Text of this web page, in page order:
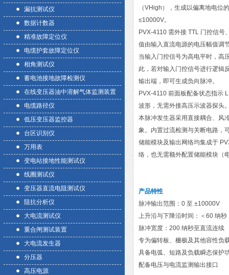
漏抗测试仪
数据计数器
精准故障定位仪
电缆护套故障定位仪
相角测试仪
蓄电池接地故障检测仪
在线变压器油中溶解气体监测装置
电缆路径仪
低压变压器监控器
台区识别仪
万用表
变电站接地性能测试仪
线圈测试仪
变压器直流电阻测试仪
阻抗分析仪
大电流测试仪
重合闸测试装置
大电流发生器
分压器
高压电源
（VHigh），生成以偏离地电位
≤10000V。
PVX-4110 需外接 TTL 门控信
值由输入直流电源的电压幅值调
当输入门控信号为高电平时，高
此，若对输入门控信号进行逻辑
输出端，即可生成负向脉冲。
PVX-4110 前面板配备状态指示
波形，无需外接高压示波器探头
本脉冲发生器采用直接耦合、风
象。内置过流检测与关断电路，
储能模块及输出网络均集成于
络，也无需额外配置储能模块（
产品特性
脉冲输出范围：0 至 ±10000V
上升沿与下降沿时间：＜60 纳秒
脉冲宽度：200 纳秒至直流连续
专为偏转板、栅极及其他容性负
具备电弧、短路及负载瞬态保护
配备电压与电流监测输出接口